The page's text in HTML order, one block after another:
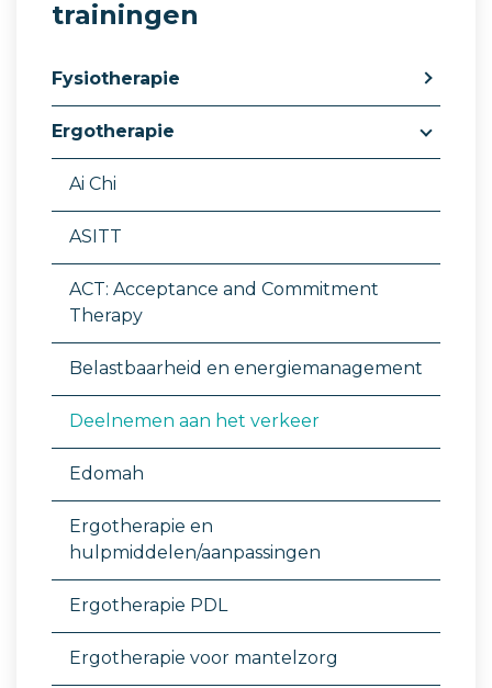
trainingen
Fysiotherapie
Ergotherapie
Ai Chi
ASITT
ACT: Acceptance and Commitment
Therapy
Belastbaarheid en energiemanagement
Deelnemen aan het verkeer
Edomah
Ergotherapie en
hulpmiddelen/aanpassingen
Ergotherapie PDL
Ergotherapie voor mantelzorg